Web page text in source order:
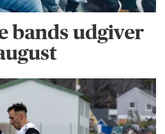
bands udgiver